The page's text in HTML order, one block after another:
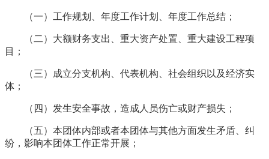
（一）工作规划、年度工作计划、年度工作总结；
（二）大额财务支出、重大资产处置、重大建设工程项
目；
（三）成立分支机构、代表机构、社会组织以及经济实
体；
（四）发生安全事故，造成人员伤亡或财产损失；
（五）本团体内部或者本团体与其他方面发生矛盾、纠
纷，影响本团体工作正常开展；